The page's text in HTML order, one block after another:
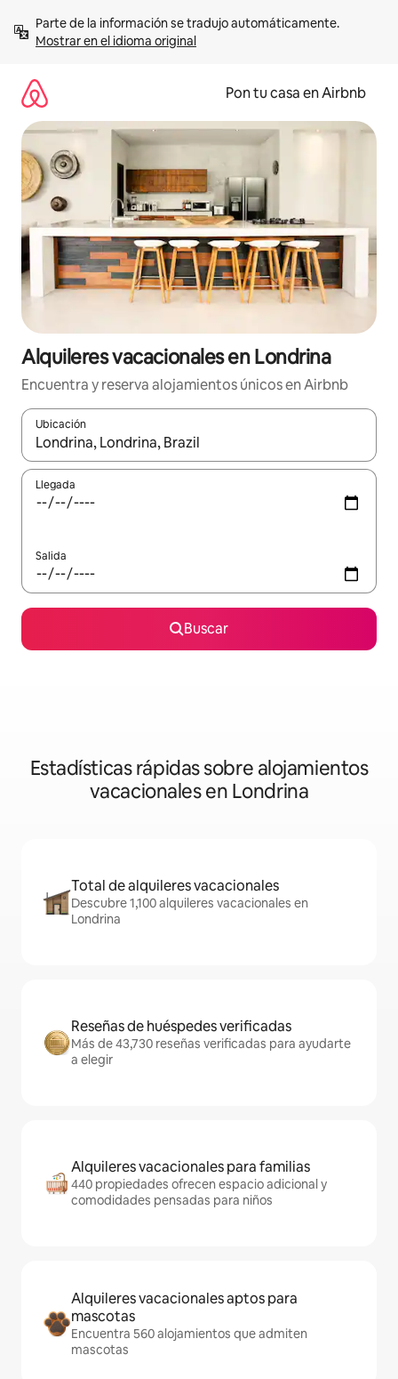
contenidoMostrar en el idioma original
Pon tu casa en Airbnb
Alquileres vacacionales en Londrina
Encuentra y reserva alojamientos únicos en Airbnb
Ubicación
Cuando los resultados estén disponibles, navega con las
Llegada
Salida
Buscar
Estadísticas rápidas sobre alojamientos
vacacionales en Londrina
Total de alquileres vacacionales
Descubre 1,100 alquileres vacacionales en
Londrina
Reseñas de huéspedes verificadas
Más de 43,730 reseñas verificadas para ayudarte
a elegir
Alquileres vacacionales para familias
440 propiedades ofrecen espacio adicional y
comodidades pensadas para niños
Alquileres vacacionales aptos para
mascotas
Encuentra 560 alojamientos que admiten
mascotas